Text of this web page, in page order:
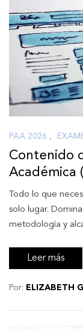
PAA 2026 ,
Contenido
Académica
Todo lo que
solo lugar.
metodología y
Leer más
Por: ELIZABETH